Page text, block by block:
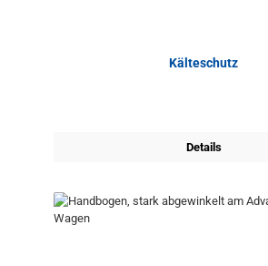
Kälteschutz
Details